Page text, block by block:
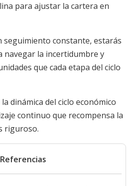
para ajustar la cartera en
seguimiento constante, estarás
navegar la incertidumbre y
que cada etapa del ciclo
dinámica del ciclo económico
continuo que recompensa la
riguroso.
Referencias